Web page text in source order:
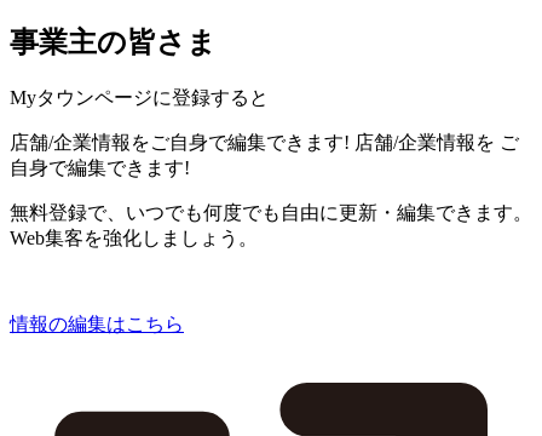
事業主の皆さま
Myタウンページに登録すると
店舗/企業情報をご自身で編集できます! 店舗/企業情報を ご
自身で編集できます!
無料登録で、いつでも何度でも自由に更新・編集できます。
Web集客を強化しましょう。
情報の編集はこちら